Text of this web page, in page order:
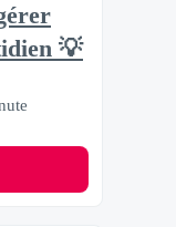
💡